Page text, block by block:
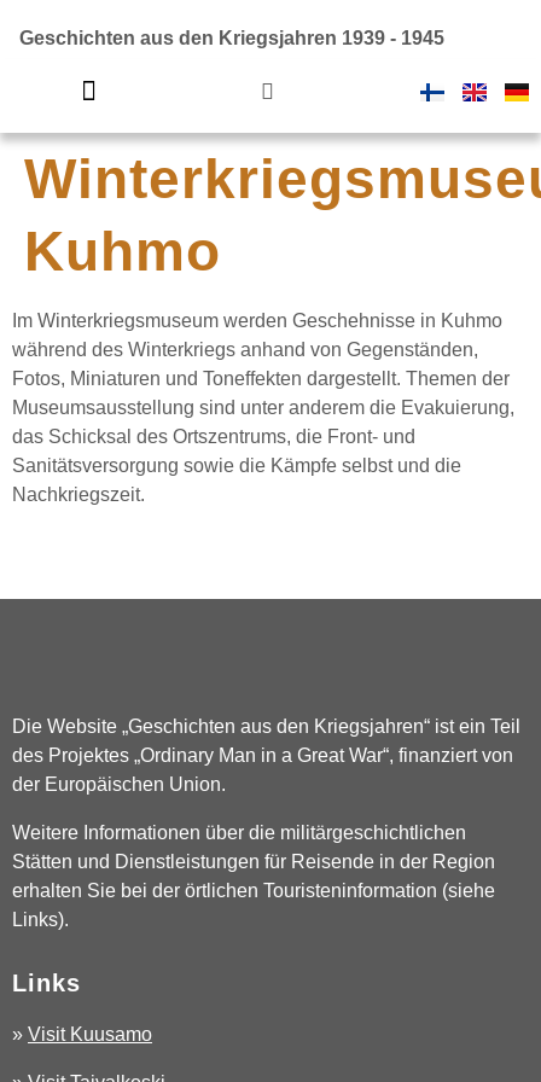
Geschichten aus den Kriegsjahren 1939 - 1945
Kuhmo
Im Winterkriegsmuseum werden Geschehnisse in Kuhmo
während des Winterkriegs anhand von Gegenständen,
Fotos, Miniaturen und Toneffekten dargestellt. Themen der
Museumsausstellung sind unter anderem die Evakuierung,
das Schicksal des Ortszentrums, die Front- und
Sanitätsversorgung sowie die Kämpfe selbst und die
Nachkriegszeit.
Die Website „Geschichten aus den Kriegsjahren“ ist ein Teil
des Projektes „Ordinary Man in a Great War“, finanziert von
der Europäischen Union.
Weitere Informationen über die militärgeschichtlichen
Stätten und Dienstleistungen für Reisende in der Region
erhalten Sie bei der örtlichen Touristeninformation (siehe
Links).
Links
» Visit Kuusamo